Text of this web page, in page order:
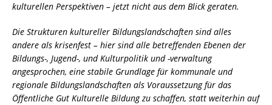
kulturellen Perspektiven – jetzt nicht aus dem Blick geraten.
Die Strukturen kultureller Bildungslandschaften sind alles
andere als krisenfest – hier sind alle betreffenden Ebenen der
Bildungs-, Jugend-, und Kulturpolitik und -verwaltung
angesprochen, eine stabile Grundlage für kommunale und
regionale Bildungslandschaften als Voraussetzung für das
Öffentliche Gut Kulturelle Bildung zu schaffen, statt weiterhin auf